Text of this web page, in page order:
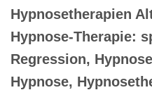
Hypnosetherapien
Hypnose-Therapie:
Regression,
Hypnose,